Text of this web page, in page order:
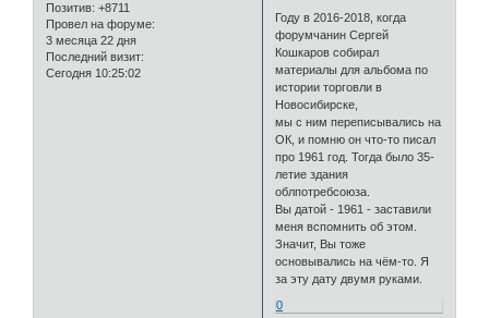
Позитив: +8711
Провел на форуме:
3 месяца 22 дня
Последний визит:
Сегодня 10:25:02
Году в 2016-2018, когда
форумчанин Сергей
Кошкаров собирал
материалы для альбома по
истории торговли в
Новосибирске,
мы с ним переписывались на
ОК, и помню он что-то писал
про 1961 год. Тогда было 35-
летие здания
облпотребсоюза.
Вы датой - 1961 - заставили
меня вспомнить об этом.
Значит, Вы тоже
основывались на чём-то. Я
за эту дату двумя руками.
0